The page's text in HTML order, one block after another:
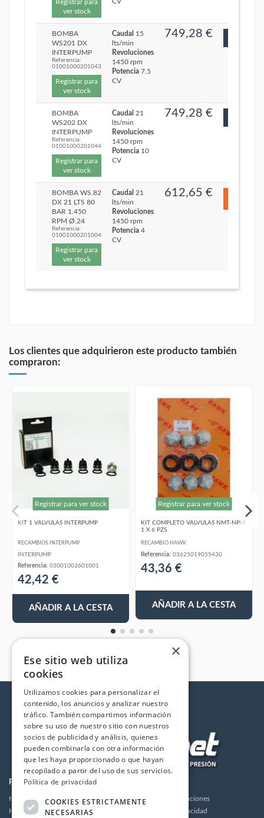
Registrar para
ver stock
BOMBA
WS201 DX
INTERPUMP
Referencia:
01001000201043
Registrar para
ver stock
Caudal 15
lts/min
Revoluciones
1450 rpm
Potencia 7.5
CV
749,28 €
BOMBA
WS202 DX
INTERPUMP
Referencia:
01001000201044
Registrar para
ver stock
Caudal 21
lts/min
Revoluciones
1450 rpm
Potencia 10
CV
749,28 €
BOMBA WS.82
DX 21 LTS 80
BAR 1.450
RPM Ø.24
Referencia:
01001000201004
Registrar para
ver stock
Caudal 21
lts/min
Revoluciones
1450 rpm
Potencia 4
CV
612,65 €
Los clientes que adquirieron este producto también
compraron:
Registrar para ver stock
KIT 1 VALVULAS INTERPUMP
RECAMBIOS INTERPUMP
INTERPUMP
Referencia: 03001003601001
42,42 €
AÑADIR A LA CESTA
Registrar para ver stock
KIT COMPLETO VALVULAS NMT-NPM
1 X 6 PZS
RECAMBIO HAWK
Referencia: 03625019055430
43,36 €
AÑADIR A LA CESTA
PRODUCTOS
Hidrolimpiadoras
Humidificación
Envios y devoluciones
Política de privacidad
×
Ese sitio web utiliza
cookies
Utilizamos cookies para personalizar el
contenido, los anuncios y analizar nuestro
tráfico. También compartimos información
sobre su uso de nuestro sitio con nuestros
socios de publicidad y análisis, quienes
pueden combinarla con otra información
que les haya proporcionado o que hayan
recopilado a partir del uso de sus servicios.
Política de privacidad
COOKIES ESTRICTAMENTE
NECESARIAS